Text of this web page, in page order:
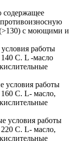
содержащее
(>130) с моющими и
работы
140 С. L -масло
условия работы
160 С. L- масло,
условия работы
220 С. L- масло,